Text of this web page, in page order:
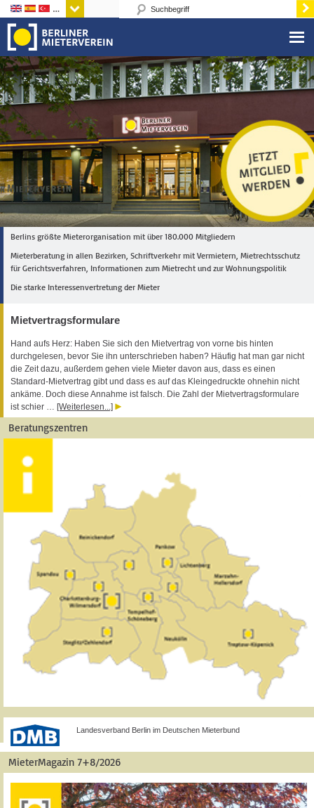
Sprachen
Berlins größte Mieterorganisation mit über 180.000 Mitgliedern
Mieterberatung in allen Bezirken, Schriftverkehr mit Vermietern, Mietrechtsschutz
für Gerichtsverfahren, Informationen zum Mietrecht und zur Wohnungspolitik
Die starke Interessenvertretung der Mieter
Mietvertragsformulare
Hand aufs Herz: Haben Sie sich den Mietvertrag von vorne bis hinten
durchgelesen, bevor Sie ihn unterschrieben haben? Häufig hat man gar nicht
die Zeit dazu, außerdem gehen viele Mieter davon aus, dass es einen
Standard-Mietvertrag gibt und dass es auf das Kleingedruckte ohnehin nicht
ankäme. Doch diese Annahme ist falsch. Die Zahl der Mietvertragsformulare
ist schier … [Weiterlesen...]
Beratungszentren
Landesverband Berlin im Deutschen Mieterbund
MieterMagazin 7+8/2026